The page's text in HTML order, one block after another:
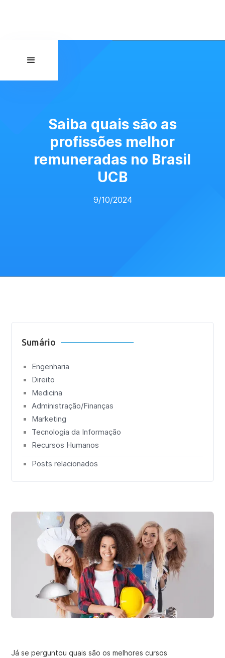
Saiba quais são as
profissões melhor
remuneradas no Brasil
UCB
9/10/2024
Sumário
Engenharia
Direito
Medicina
Administração/Finanças
Marketing
Tecnologia da Informação
Recursos Humanos
Posts relacionados
Já se perguntou quais são os melhores cursos